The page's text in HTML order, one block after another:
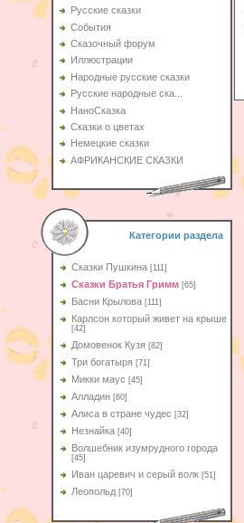
Русские сказки
События
Сказочный форум
Иллюстрации
Народные русские сказки
Русские народные ска...
НаноСказка
Сказки о цветах
Немецкие сказки
АФРИКАНСКИЕ СКАЗКИ
Категории раздела
Сказки Пушкина [111]
Сказки Братья Гримм [65]
Басни Крылова [111]
Карлсон который живет на крыше
[42]
Домовенок Кузя [82]
Три богатыря [71]
Микки маус [45]
Алладин [60]
Aлиса в стране чудес [32]
Незнайка [40]
Волшебник изумрудного города
[45]
Иван царевич и серый волк [51]
Леопольд [70]